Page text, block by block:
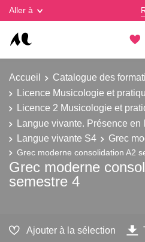
Aller à
Accueil Catalogue des
Licence Musicologie et
Licence 2 Musicologie et
Langue vivante. Présence en
Langue vivante S4
Grec
Grec moderne consolidation A2
Grec moderne
semestre 4
Ajouter à la sélection
Gestion des cookies